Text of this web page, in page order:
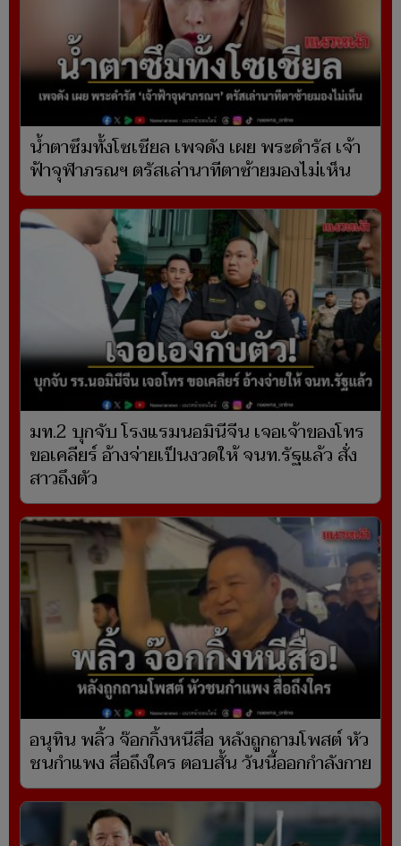
น้ำตาซึมทั้งโซเชียล เพจดัง เผย พระดำรัส เจ้า
ฟ้าจุฬาภรณฯ ตรัสเล่านาทีตาซ้ายมองไม่เห็น
มท.2 บุกจับ โรงแรมนอมินีจีน เจอเจ้าของโทร
ขอเคลียร์ อ้างจ่ายเป็นงวดให้ จนท.รัฐแล้ว สั่ง
สาวถึงตัว
อนุทิน พลิ้ว จ๊อกกิ้งหนีสื่อ หลังถูกถามโพสต์ หัว
ชนกำแพง สื่อถึงใคร ตอบสั้น วันนี้ออกกำลังกาย